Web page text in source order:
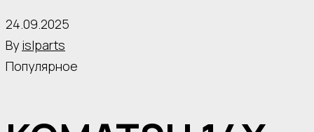
24.09.2025
By islparts
Популярное